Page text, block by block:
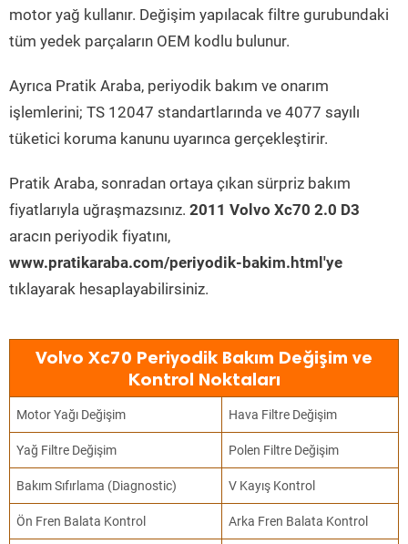
motor yağ kullanır. Değişim yapılacak filtre gurubundaki
tüm yedek parçaların OEM kodlu bulunur.
Ayrıca Pratik Araba, periyodik bakım ve onarım
işlemlerini; TS 12047 standartlarında ve 4077 sayılı
tüketici koruma kanunu uyarınca gerçekleştirir.
Pratik Araba, sonradan ortaya çıkan sürpriz bakım
fiyatlarıyla uğraşmazsınız. 2011 Volvo Xc70 2.0 D3
aracın periyodik fiyatını,
www.pratikaraba.com/periyodik-bakim.html'ye
tıklayarak hesaplayabilirsiniz.
Volvo Xc70 Periyodik Bakım Değişim ve
Kontrol Noktaları
Motor Yağı Değişim Hava Filtre Değişim
Yağ Filtre Değişim Polen Filtre Değişim
Bakım Sıfırlama (Diagnostic) V Kayış Kontrol
Ön Fren Balata Kontrol Arka Fren Balata Kontrol